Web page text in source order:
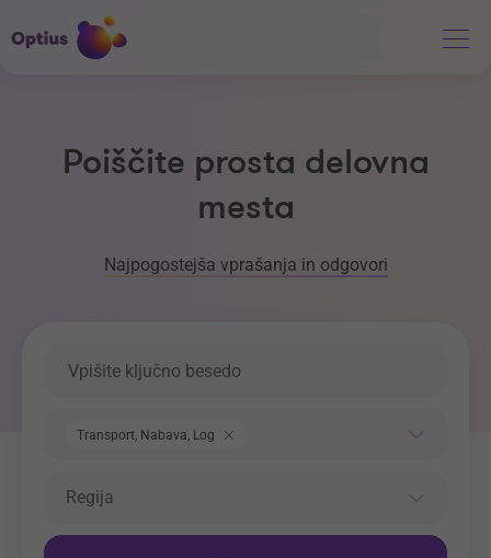
Poiščite prosta delovna
mesta
Najpogostejša vprašanja in odgovori
Transport, Nabava, Logistika
Regija